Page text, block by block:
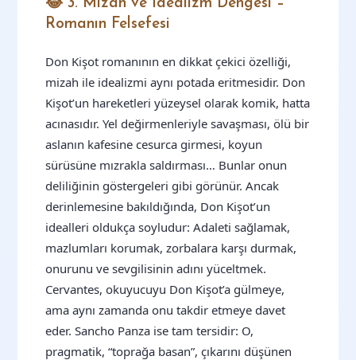
😂 3. Mizah ve İdealizm Dengesi –
Romanın Felsefesi
Don Kişot romanının en dikkat çekici özelliği,
mizah ile idealizmi aynı potada eritmesidir. Don
Kişot’un hareketleri yüzeysel olarak komik, hatta
acınasıdır. Yel değirmenleriyle savaşması, ölü bir
aslanın kafesine cesurca girmesi, koyun
sürüsüne mızrakla saldırması… Bunlar onun
deliliğinin göstergeleri gibi görünür. Ancak
derinlemesine bakıldığında, Don Kişot’un
idealleri oldukça soyludur: Adaleti sağlamak,
mazlumları korumak, zorbalara karşı durmak,
onurunu ve sevgilisinin adını yüceltmek.
Cervantes, okuyucuyu Don Kişot’a gülmeye,
ama aynı zamanda onu takdir etmeye davet
eder. Sancho Panza ise tam tersidir: O,
pragmatik, “toprağa basan”, çıkarını düşünen